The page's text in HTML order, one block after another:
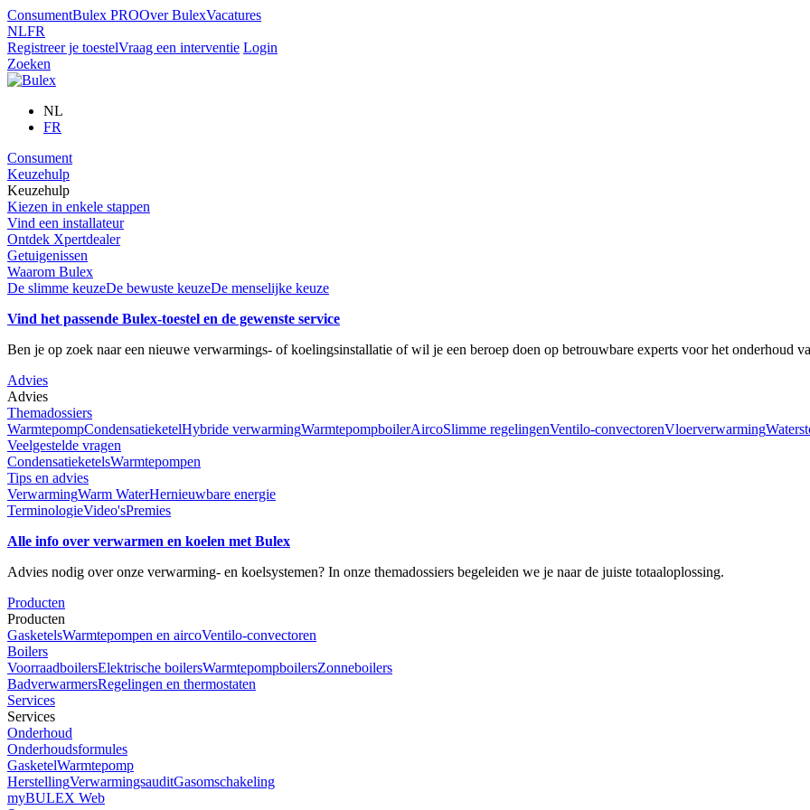
ConsumentBulex PROOver BulexVacatures
NLFR
Registreer je toestelVraag een interventie Login
Zoeken
NL
FR
Consument
Keuzehulp
Keuzehulp
Kiezen in enkele stappen
Vind een installateur
Ontdek Xpertdealer
Getuigenissen
Waarom Bulex
De slimme keuzeDe bewuste keuzeDe menselijke keuze
Vind het passende Bulex-toestel en de gewenste service
Ben je op zoek naar een nieuwe verwarmings- of koelingsinstallatie of wil je een beroep doen op betrouwbare experts voor het onderhoud
Advies
Advies
Themadossiers
WarmtepompCondensatieketelHybride verwarmingWarmtepompboilerAircoSlimme regelingenVentilo-convectorenVloerverwarming
Veelgestelde vragen
CondensatieketelsWarmtepompen
Tips en advies
VerwarmingWarm WaterHernieuwbare energie
TerminologieVideo'sPremies
Alle info over verwarmen en koelen met Bulex
Advies nodig over onze verwarming- en koelsystemen? In onze themadossiers begeleiden we je naar de juiste totaaloplossing.
Producten
Producten
GasketelsWarmtepompen en aircoVentilo-convectoren
Boilers
VoorraadboilersElektrische boilersWarmtepompboilersZonneboilers
BadverwarmersRegelingen en thermostaten
Services
Services
Onderhoud
Onderhoudsformules
GasketelWarmtepomp
HerstellingVerwarmingsauditGasomschakeling
myBULEX Web